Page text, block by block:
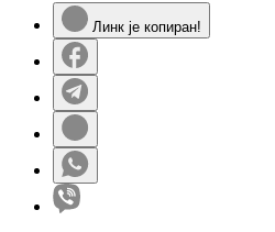
Линк је копиран!